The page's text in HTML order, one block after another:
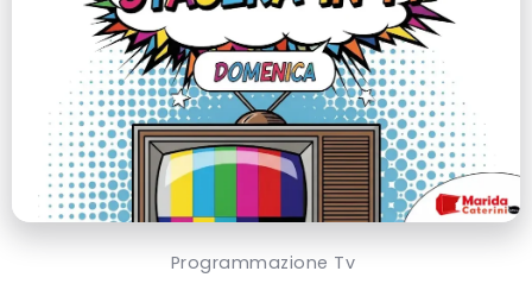
Programmazione Tv